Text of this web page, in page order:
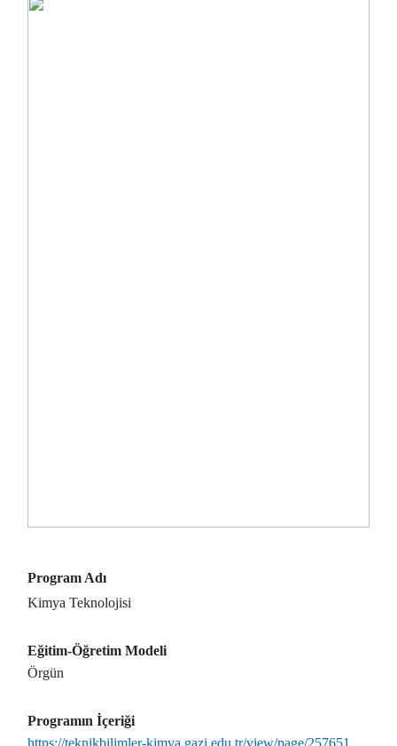
Program Adı
Kimya Teknolojisi
Eğitim-Öğretim Modeli
Örgün
Programın İçeriği
https://teknikbilimler-kimya.gazi.edu.tr/view/page/257651